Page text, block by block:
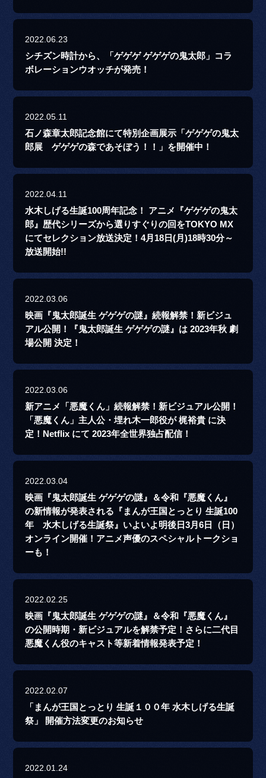
2022.06.23
シチズン時計から、「ゲゲゲ ゲゲゲの鬼太郎」コラ
ボレーションウオッチが発売！
2022.05.11
石ノ森章太郎記念館にて特別企画展示「ゲゲゲの鬼太
郎展 ゲゲゲの森であそぼう！！」を開催中！
2022.04.11
水木しげる生誕100周年記念！ アニメ『ゲゲゲの鬼太
郎』歴代シリーズから選りすぐりの回をTOKYO MX
にてセレクション放送決定！4月18日(月)18時30分～
放送開始!!
2022.03.06
映画『鬼太郎誕生 ゲゲゲの謎』続報解禁！新ビジュ
アル公開！『鬼太郎誕生 ゲゲゲの謎』は 2023年秋 劇
場公開 決定！
2022.03.06
新アニメ「悪魔くん」続報解禁！新ビジュアル公開！
「悪魔くん」主人公・埋れ木一郎役が 梶裕貴 に決
定！Netflix にて 2023年全世界独占配信！
2022.03.04
映画『鬼太郎誕生 ゲゲゲの謎』＆令和『悪魔くん』
の新情報が発表される『まんが王国とっとり 生誕100
年 水木しげる生誕祭』いよいよ明後日3月6日（日）
オンライン開催！アニメ声優のスペシャルトークショ
ーも！
2022.02.25
映画『鬼太郎誕生 ゲゲゲの謎』＆令和『悪魔くん』
の公開時期・新ビジュアルを解禁予定！さらに二代目
悪魔くん役のキャスト等新着情報発表予定！
2022.02.07
「まんが王国とっとり 生誕１００年 水木しげる生誕
祭」 開催方法変更のお知らせ
2022.01.24